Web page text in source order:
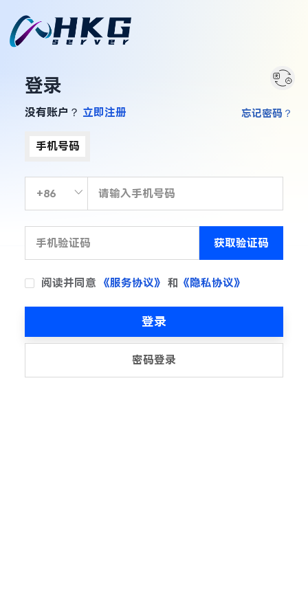
登录
没有账户？ 立即注册
手机号码
获取验证码
阅读并同意 《服务协议》 和 《隐私协议》
忘记密码？
登录
密码登录